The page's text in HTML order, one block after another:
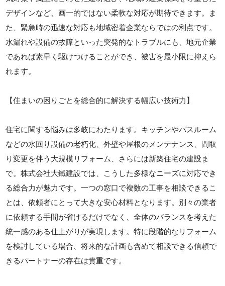
デザインなど、画一的ではない柔軟な対応が期待できます。ま
た、緊急時の迅速な対応も地域密着企業ならではの利点です。
水漏れや設備の故障といった突発的なトラブルにも、地元企業
であれば素早く駆けつけることができ、被害を最小限に抑えら
れます。
【住まいの困りごとを総合的に解決する幅広い技術力】
住宅に関する悩みは多岐にわたります。キッチンやバスルーム
などの水回り設備の老朽化、外壁や屋根のメンテナンス、間取
り変更を伴う大規模リフォーム、さらには新築住宅の建設ま
で。株式会社大鐵建設では、こうした多様なニーズに対応でき
る総合力が魅力です。一つの窓口で複数の工事を相談できるこ
とは、依頼者にとって大きな安心材料となります。別々の業者
に依頼する手間が省けるだけでなく、全体のバランスを考えた
統一感のある仕上がりが実現します。特に段階的なリフォーム
を検討している場合、将来的な計画も含めて相談できる信頼で
きるパートナーの存在は貴重です。